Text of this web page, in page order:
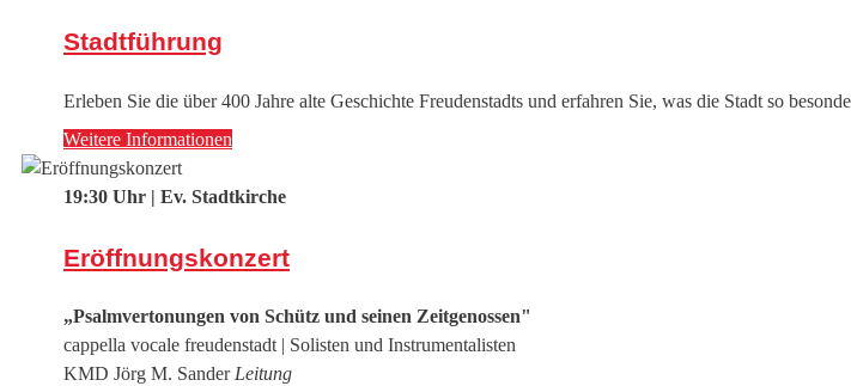
Stadtführung
Erleben Sie die über 400 Jahre alte Geschichte Freudenstadts und erfahren Sie, was die Stadt so
Weitere Informationen
19:30 Uhr | Ev. Stadtkirche
Eröffnungskonzert
„Psalmvertonungen von Schütz und seinen Zeitgenossen"
cappella vocale freudenstadt | Solisten und Instrumentalisten
KMD Jörg M. SanderLeitung